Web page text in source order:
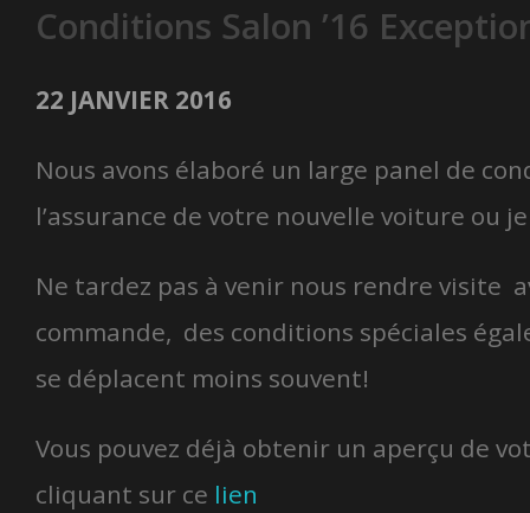
Conditions Salon ’16
22 JANVIER 2016
Nous avons élaboré un large panel de
l’assurance de votre nouvelle voiture ou
Ne tardez pas à venir nous rendre visite
commande, des conditions spéciales
se déplacent moins souvent!
Vous pouvez déjà obtenir un aperçu de
cliquant sur ce lien